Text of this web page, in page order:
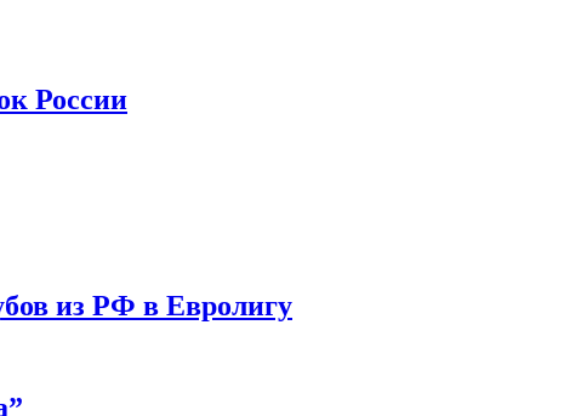
России
из РФ в Евролигу